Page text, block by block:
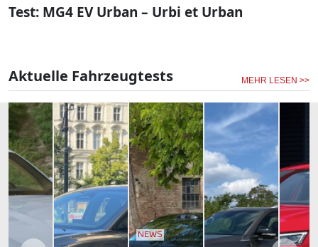
Test: MG4 EV Urban – Urbi et Urban
Aktuelle Fahrzeugtests MEHR LESEN >>